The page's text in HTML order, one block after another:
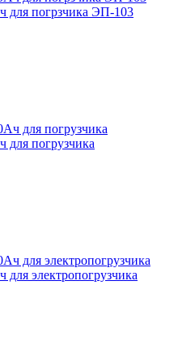
для погрзчика ЭП-103
для погрузчика
электропогрузчика